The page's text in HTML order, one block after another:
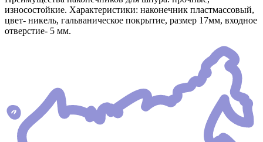
износостойкие. Характеристики: наконечник пластмассовый,
цвет- никель, гальваническое покрытие, размер 17мм, входное
отверстие- 5 мм.